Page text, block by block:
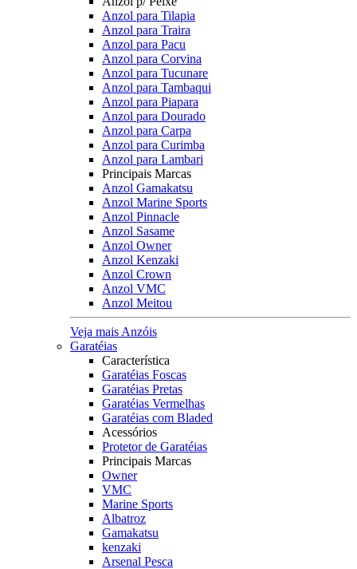
Anzol para Tilapia
Anzol para Traira
Anzol para Pacu
Anzol para Corvina
Anzol para Tucunare
Anzol para Tambaqui
Anzol para Piapara
Anzol para Dourado
Anzol para Carpa
Anzol para Curimba
Anzol para Lambari
Principais Marcas
Anzol Gamakatsu
Anzol Marine Sports
Anzol Pinnacle
Anzol Sasame
Anzol Owner
Anzol Kenzaki
Anzol Crown
Anzol VMC
Anzol Meitou
Veja mais Anzóis
Garatéias
Característica
Garatéias Foscas
Garatéias Pretas
Garatéias Vermelhas
Garatéias com Bladed
Acessórios
Protetor de Garatéias
Principais Marcas
Owner
VMC
Marine Sports
Albatroz
Gamakatsu
kenzaki
Arsenal Pesca